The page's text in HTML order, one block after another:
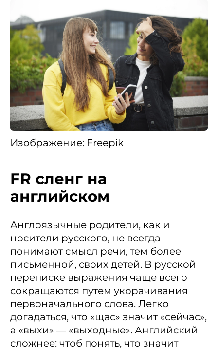
Изображение: Freepik
FR сленг на
английском
Англоязычные родители, как и
носители русского, не всегда
понимают смысл речи, тем более
письменной, своих детей. В русской
переписке выражения чаще всего
сокращаются путем укорачивания
первоначального слова. Легко
догадаться, что «щас» значит «сейчас»,
а «выхи» — «выходные». Английский
сложнее: чтоб понять, что значит